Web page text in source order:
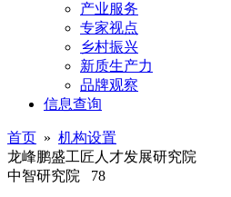
产业服务
专家视点
乡村振兴
新质生产力
品牌观察
信息查询
首页 » 机构设置
龙峰鹏盛工匠人才发展研究院
中智研究院 78